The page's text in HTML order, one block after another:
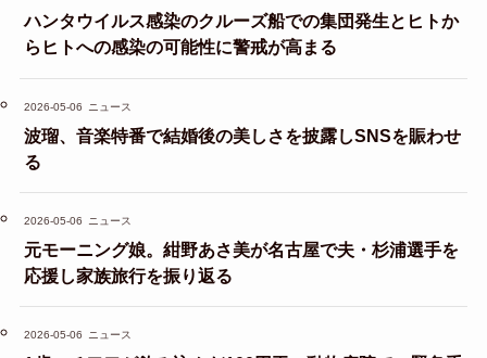
ハンタウイルス感染のクルーズ船での集団発生とヒトか
らヒトへの感染の可能性に警戒が高まる
2026-05-06 ニュース
波瑠、音楽特番で結婚後の美しさを披露しSNSを賑わせ
る
2026-05-06 ニュース
元モーニング娘。紺野あさ美が名古屋で夫・杉浦選手を
応援し家族旅行を振り返る
2026-05-06 ニュース